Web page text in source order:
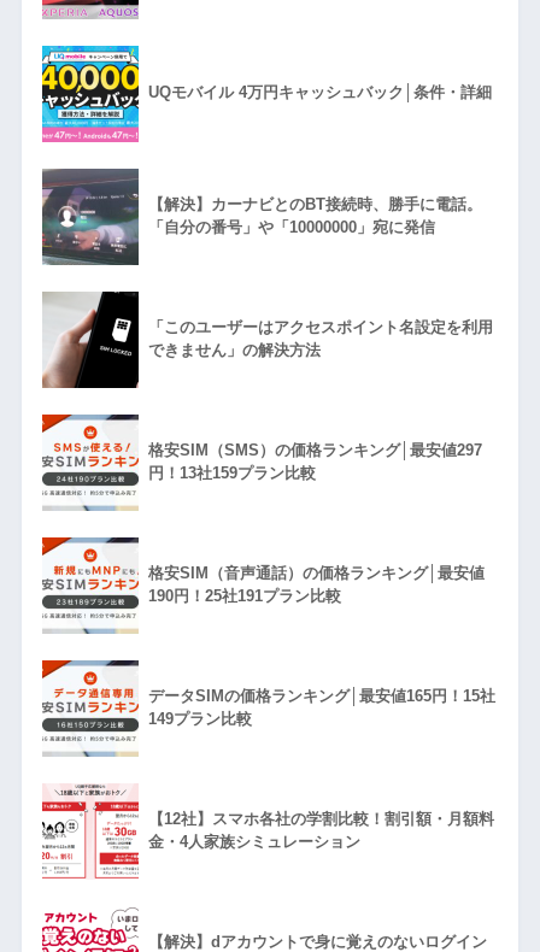
UQモバイル 4万円キャッシュバック│条件・詳細
【解決】カーナビとのBT接続時、勝手に電話。
「自分の番号」や「10000000」宛に発信
「このユーザーはアクセスポイント名設定を利用
できません」の解決方法
格安SIM（SMS）の価格ランキング│最安値297
円！13社159プラン比較
格安SIM（音声通話）の価格ランキング│最安値
190円！25社191プラン比較
データSIMの価格ランキング│最安値165円！15社
149プラン比較
【12社】スマホ各社の学割比較！割引額・月額料
金・4人家族シミュレーション
【解決】dアカウントで身に覚えのないログイン